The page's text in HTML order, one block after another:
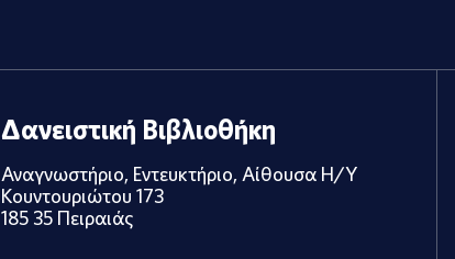
Δανειστική Βιβλιοθήκη
Αναγνωστήριο, Εντευκτήριο, Αίθουσα Η/Υ
Κουντουριώτου 173
185 35 Πειραιάς